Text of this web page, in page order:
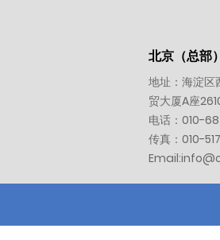
北京（总部）
地址：海淀区
贸大厦A座
电话： 010-
传真：010-
Email: